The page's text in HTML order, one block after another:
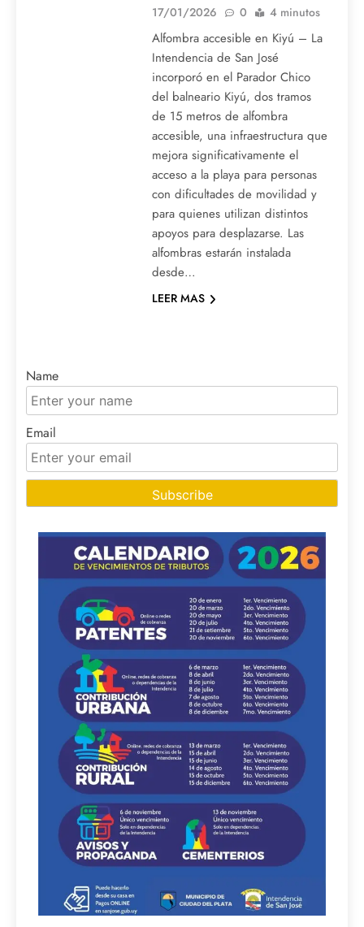
17/01/2026
0 4 minutos
Alfombra accesible en Kiyú – La
Intendencia de San José
incorporó en el Parador Chico
del balneario Kiyú, dos tramos
de 15 metros de alfombra
accesible, una infraestructura que
mejora significativamente el
acceso a la playa para personas
con dificultades de movilidad y
para quienes utilizan distintos
apoyos para desplazarse. Las
alfombras estarán instalada
desde…
LEER MAS
Name
Email